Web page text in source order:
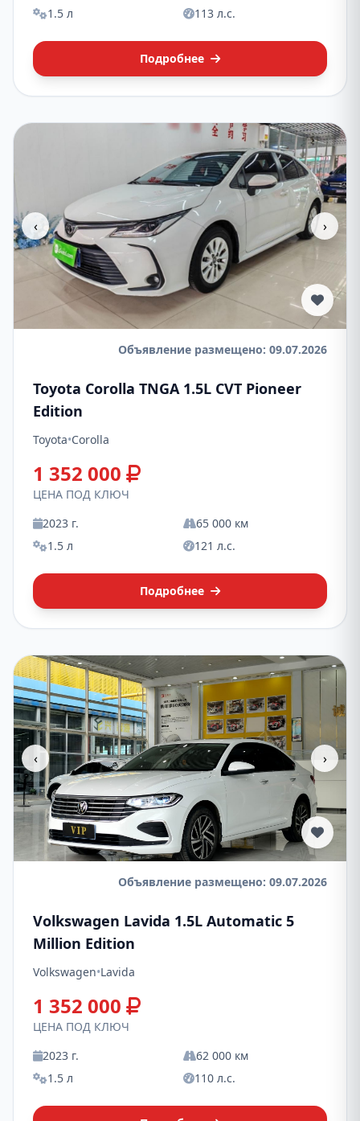
1.5 л
113 л.с.
Подробнее
‹ ›
Объявление размещено: 09.07.2026
Toyota Corolla TNGA 1.5L CVT Pioneer
Edition
Toyota•Corolla
1 352 000
ЦЕНА ПОД КЛЮЧ
2023 г.
65 000 км
1.5 л
121 л.с.
Подробнее
‹ ›
Объявление размещено: 09.07.2026
Volkswagen Lavida 1.5L Automatic 5
Million Edition
Volkswagen•Lavida
1 352 000
ЦЕНА ПОД КЛЮЧ
2023 г.
62 000 км
1.5 л
110 л.с.